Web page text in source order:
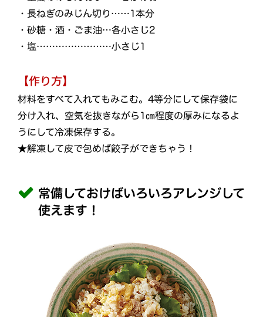
・長ねぎのみじん切り……1本分
・砂糖・酒・ごま油…各小さじ2
・塩……………………小さじ1
【作り方】
材料をすべて入れてもみこむ。4等分にして保存袋に
分け入れ、空気を抜きながら1㎝程度の厚みになるよ
うにして冷凍保存する。
★解凍して皮で包めば餃子ができちゃう！
常備しておけばいろいろアレンジして
使えます！